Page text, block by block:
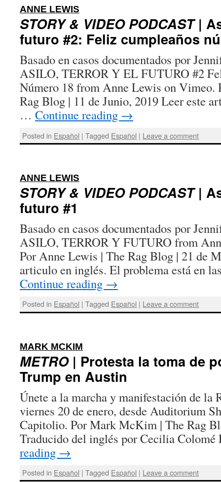
ANNE LEWIS
STORY & VIDEO PODCAST|
futuro #2: Feliz cumpleaños
Basado en casos documentados por
ASILO, TERROR Y EL FUTURO #2
Número 18 from Anne Lewis on Vimeo.
Rag Blog | 11 de Junio, 2019 Leer este
… Continue reading →
Posted in Español | Tagged Español | Leave a comment
ANNE LEWIS
STORY & VIDEO PODCAST|
futuro #1
Basado en casos documentados por
ASILO, TERROR Y FUTURO from
Por Anne Lewis | The Rag Blog | 21 de
articulo en inglés. El problema está en
Continue reading →
Posted in Español | Tagged Español | Leave a comment
MARK MCKIM
METRO| Protesta la toma de
Trump en Austin
Únete a la marcha y manifestación de la
viernes 20 de enero, desde Auditorium
Capitolio. Por Mark McKim | The Rag
Traducido del inglés por Cecilia
reading →
Posted in Español | Tagged Español | Leave a comment